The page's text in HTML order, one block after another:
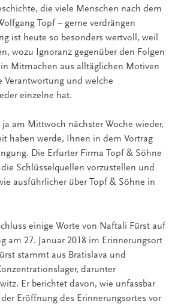
die viele Menschen nach dem
Topf – gerne verdrängen
ist heute so besonders wertvoll, weil
wozu Ignoranz gegenüber den Folgen
Mitmachen aus alltäglichen Motiven
Verantwortung und welche
einzelne hat.
am Mittwoch nächster Woche wieder,
haben werde, Ihnen in dem Vortrag
Die Erfurter Firma Topf & Söhne
Schlüsselquellen vorzustellen und
ausführlicher über Topf & Söhne in
einige Worte von Naftali Fürst auf
am 27. Januar 2018 im Erinnerungsort
stammt aus Bratislava und
darunter
Er berichtet davon, wie unfassbar
Eröffnung des Erinnerungsortes vor